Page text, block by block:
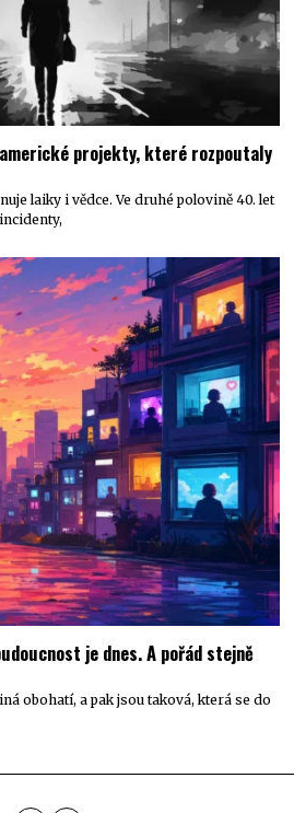
projekty, které rozpoutaly
laiky i vědce. Ve druhé polovině 40. let
je dnes. A pořád stejně
obohatí, a pak jsou taková, která se do